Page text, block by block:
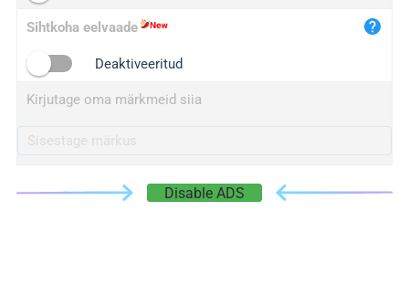
Sihtkoha eelvaade
Deaktiveeritud
Kirjutage oma märkmeid siia
Disable ADS